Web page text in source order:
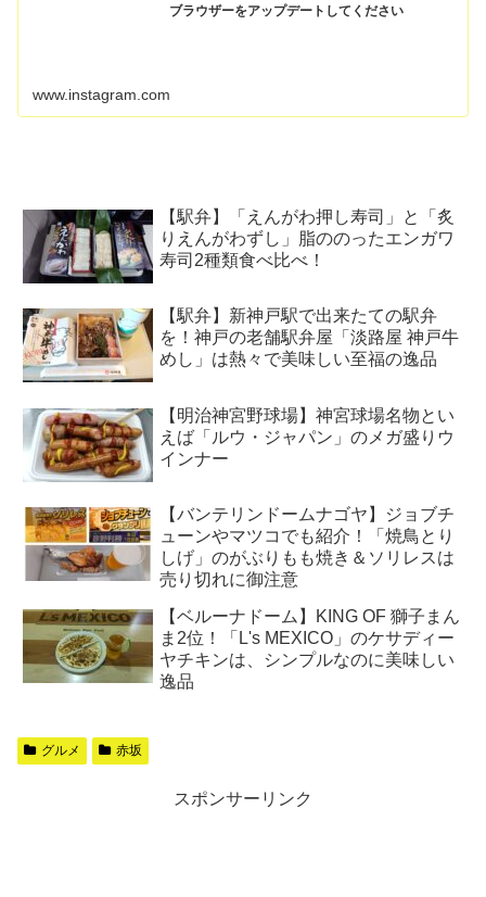
ブラウザーをアップデートしてください
www.instagram.com
【駅弁】「えんがわ押し寿司」と「炙
りえんがわずし」脂ののったエンガワ
寿司2種類食べ比べ！
【駅弁】新神戸駅で出来たての駅弁
を！神戸の老舗駅弁屋「淡路屋 神戸牛
めし」は熱々で美味しい至福の逸品
【明治神宮野球場】神宮球場名物とい
えば「ルウ・ジャパン」のメガ盛りウ
インナー
【バンテリンドームナゴヤ】ジョブチ
ューンやマツコでも紹介！「焼鳥とり
しげ」のがぶりもも焼き＆ソリレスは
売り切れに御注意
【ベルーナドーム】KING OF 獅子まん
ま2位！「L's MEXICO」のケサディー
ヤチキンは、シンプルなのに美味しい
逸品
グルメ 赤坂
スポンサーリンク